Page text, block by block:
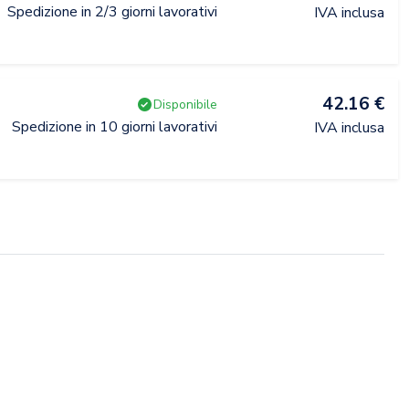
Spedizione in 2/3 giorni lavorativi IVA inclusa
Disponibile
Spedizione in 10 giorni lavorativi
42.16 €
IVA inclusa